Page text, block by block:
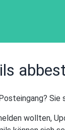
Sie
wollten,